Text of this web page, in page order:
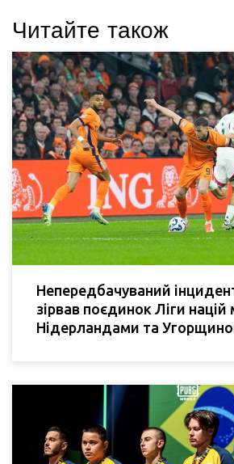
Читайте також
Непередбачуваний
зірвав поєдинок Ліги націй
Нідерландами та